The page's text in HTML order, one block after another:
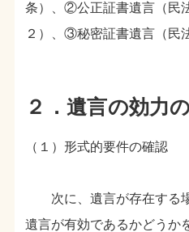
条）、②公正証書遺言（民
２）、③秘密証書遺言（民
２．遺言の効力
（１）形式的要件の確認
次に、遺言が存在する
遺言が有効であるかどうか